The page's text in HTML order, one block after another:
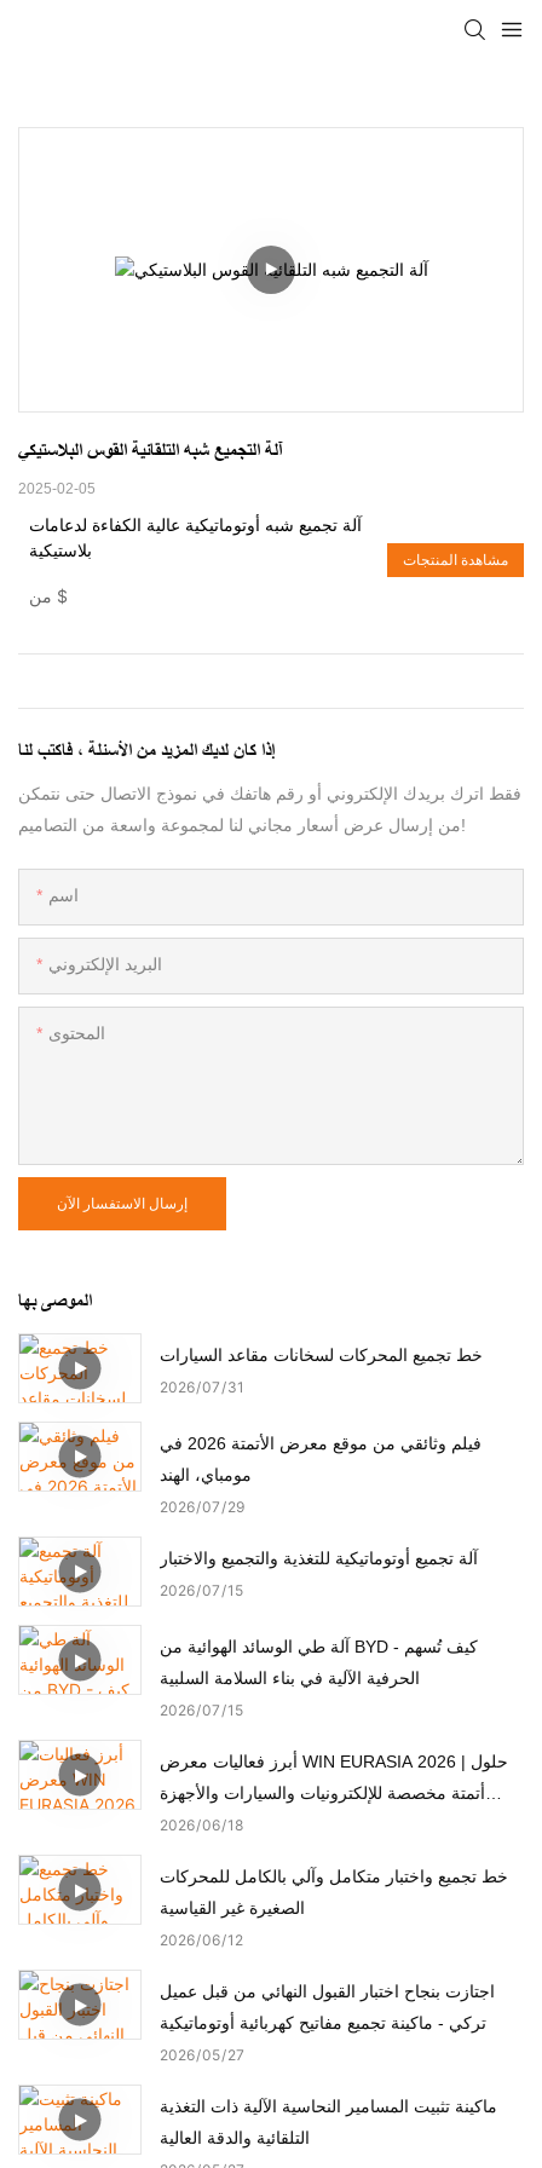
آلة التجميع شبه التلقائية القوس البلاستيكي
2025-02-05
آلة تجميع شبه أوتوماتيكية عالية الكفاءة لدعامات
بلاستيكية
$
مشاهدة المنتجات
إذا كان لديك المزيد من الأسئلة ، فاكتب لنا
فقط اترك بريدك الإلكتروني أو رقم هاتفك في نموذج الاتصال حتى نتمكن
من إرسال عرض أسعار مجاني لنا لمجموعة واسعة من التصاميم!
اسم
البريد الإلكتروني
المحتوى
إرسال الاستفسار الآن
الموصى بها
خط تجميع المحركات لسخانات مقاعد السيارات
2026 07 31
فيلم وثائقي من موقع معرض الأتمتة 2026 في
مومباي، الهند
2026 07 29
آلة تجميع أوتوماتيكية للتغذية والتجميع والاختبار
2026 07 15
آلة طي الوسائد الهوائية من BYD - كيف تُسهم
الحرفية الآلية في بناء السلامة السلبية
2026 07 15
أبرز فعاليات معرض WIN EURASIA 2026 | حلول
أتمتة مخصصة للإلكترونيات والسيارات والأجهزة
الطبية والمحركات
2026 06 18
خط تجميع واختبار متكامل وآلي بالكامل للمحركات
الصغيرة غير القياسية
2026 06 12
اجتازت بنجاح اختبار القبول النهائي من قبل عميل
تركي - ماكينة تجميع مفاتيح كهربائية أوتوماتيكية
2026 05 27
ماكينة تثبيت المسامير النحاسية الآلية ذات التغذية
التلقائية والدقة العالية